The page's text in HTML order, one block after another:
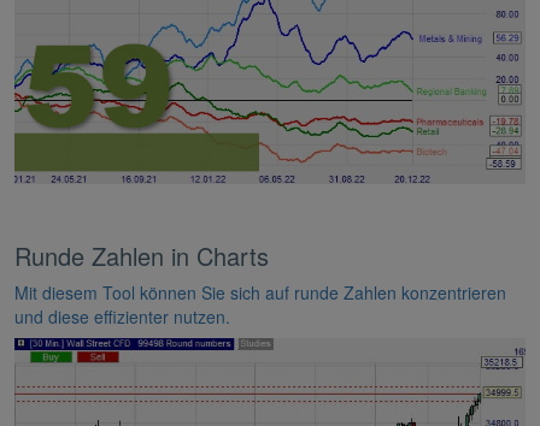
Runde Zahlen in Charts
Mit diesem Tool können Sie sich auf runde Zahlen konzentrieren
und diese effizienter nutzen.